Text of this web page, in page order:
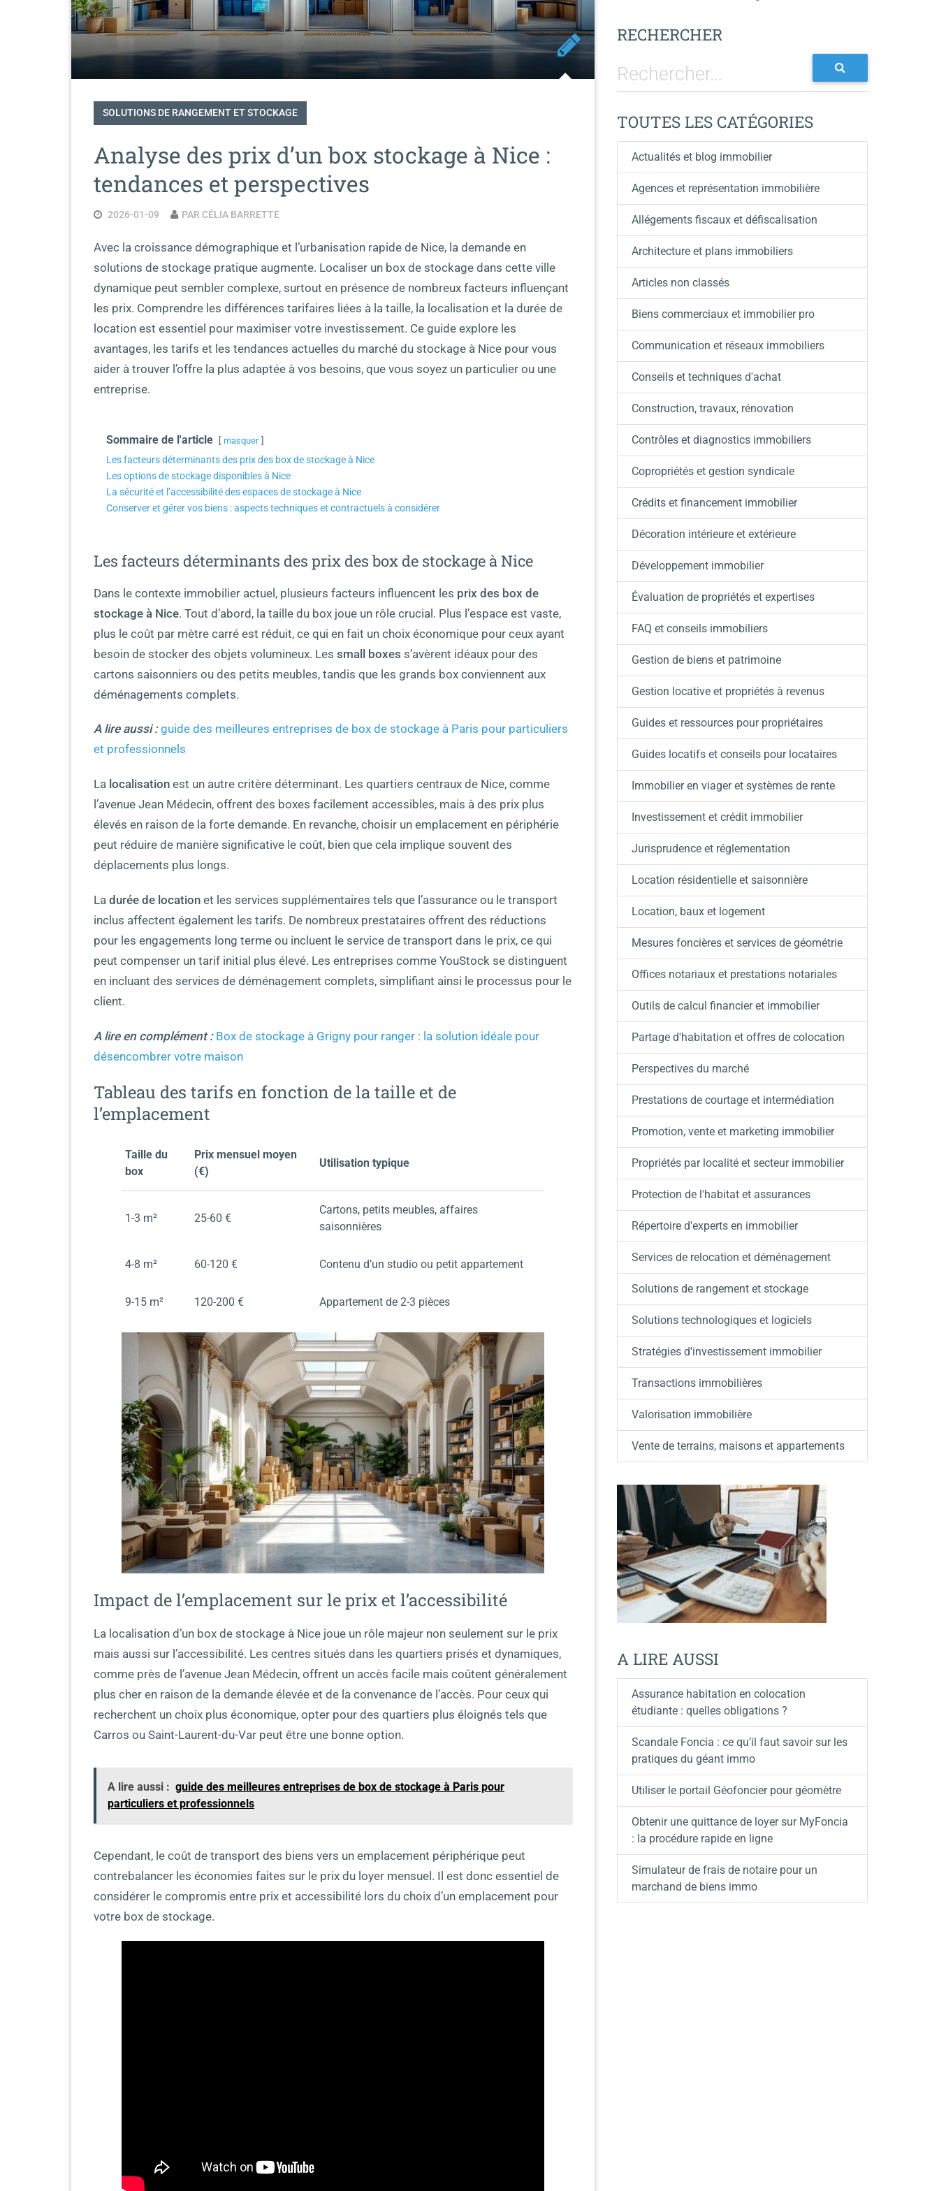
SOLUTIONS DE RANGEMENT ET STOCKAGE
Analyse des prix d’un box stockage à Nice :
tendances et perspectives
2026-01-09 PAR CÉLIA BARRETTE
Avec la croissance démographique et l’urbanisation rapide de Nice, la demande en
solutions de stockage pratique augmente. Localiser un box de stockage dans cette ville
dynamique peut sembler complexe, surtout en présence de nombreux facteurs influençant
les prix. Comprendre les différences tarifaires liées à la taille, la localisation et la durée de
location est essentiel pour maximiser votre investissement. Ce guide explore les
avantages, les tarifs et les tendances actuelles du marché du stockage à Nice pour vous
aider à trouver l’offre la plus adaptée à vos besoins, que vous soyez un particulier ou une
entreprise.
Sommaire de l'article masquer
Les facteurs déterminants des prix des box de stockage à Nice
Les options de stockage disponibles à Nice
La sécurité et l’accessibilité des espaces de stockage à Nice
Conserver et gérer vos biens : aspects techniques et contractuels à considérer
Les facteurs déterminants des prix des box de stockage à Nice
Dans le contexte immobilier actuel, plusieurs facteurs influencent les prix des box de
stockage à Nice. Tout d’abord, la taille du box joue un rôle crucial. Plus l’espace est vaste,
plus le coût par mètre carré est réduit, ce qui en fait un choix économique pour ceux ayant
besoin de stocker des objets volumineux. Les small boxes s’avèrent idéaux pour des
cartons saisonniers ou des petits meubles, tandis que les grands box conviennent aux
déménagements complets.
A lire aussi : guide des meilleures entreprises de box de stockage à Paris pour particuliers
et professionnels
La localisation est un autre critère déterminant. Les quartiers centraux de Nice, comme
l’avenue Jean Médecin, offrent des boxes facilement accessibles, mais à des prix plus
élevés en raison de la forte demande. En revanche, choisir un emplacement en périphérie
peut réduire de manière significative le coût, bien que cela implique souvent des
déplacements plus longs.
La durée de location et les services supplémentaires tels que l’assurance ou le transport
inclus affectent également les tarifs. De nombreux prestataires offrent des réductions
pour les engagements long terme ou incluent le service de transport dans le prix, ce qui
peut compenser un tarif initial plus élevé. Les entreprises comme YouStock se distinguent
en incluant des services de déménagement complets, simplifiant ainsi le processus pour le
client.
A lire en complément : Box de stockage à Grigny pour ranger : la solution idéale pour
désencombrer votre maison
Tableau des tarifs en fonction de la taille et de
l’emplacement
Taille du
box
Prix mensuel moyen
(€)
Utilisation typique
1-3 m² 25-60 €
Cartons, petits meubles, affaires
saisonnières
4-8 m² 60-120 € Contenu d’un studio ou petit appartement
9-15 m² 120-200 € Appartement de 2-3 pièces
Impact de l’emplacement sur le prix et l’accessibilité
La localisation d’un box de stockage à Nice joue un rôle majeur non seulement sur le prix
mais aussi sur l’accessibilité. Les centres situés dans les quartiers prisés et dynamiques,
comme près de l’avenue Jean Médecin, offrent un accès facile mais coûtent généralement
plus cher en raison de la demande élevée et de la convenance de l’accès. Pour ceux qui
recherchent un choix plus économique, opter pour des quartiers plus éloignés tels que
Carros ou Saint-Laurent-du-Var peut être une bonne option.
A lire aussi : guide des meilleures entreprises de box de stockage à Paris pour
particuliers et professionnels
Cependant, le coût de transport des biens vers un emplacement périphérique peut
contrebalancer les économies faites sur le prix du loyer mensuel. Il est donc essentiel de
considérer le compromis entre prix et accessibilité lors du choix d’un emplacement pour
votre box de stockage.
RECHERCHER
TOUTES LES CATÉGORIES
Actualités et blog immobilier
Agences et représentation immobilière
Allégements fiscaux et défiscalisation
Architecture et plans immobiliers
Articles non classés
Biens commerciaux et immobilier pro
Communication et réseaux immobiliers
Conseils et techniques d'achat
Construction, travaux, rénovation
Contrôles et diagnostics immobiliers
Copropriétés et gestion syndicale
Crédits et financement immobilier
Décoration intérieure et extérieure
Développement immobilier
Évaluation de propriétés et expertises
FAQ et conseils immobiliers
Gestion de biens et patrimoine
Gestion locative et propriétés à revenus
Guides et ressources pour propriétaires
Guides locatifs et conseils pour locataires
Immobilier en viager et systèmes de rente
Investissement et crédit immobilier
Jurisprudence et réglementation
Location résidentielle et saisonnière
Location, baux et logement
Mesures foncières et services de géométrie
Offices notariaux et prestations notariales
Outils de calcul financier et immobilier
Partage d'habitation et offres de colocation
Perspectives du marché
Prestations de courtage et intermédiation
Promotion, vente et marketing immobilier
Propriétés par localité et secteur immobilier
Protection de l'habitat et assurances
Répertoire d'experts en immobilier
Services de relocation et déménagement
Solutions de rangement et stockage
Solutions technologiques et logiciels
Stratégies d'investissement immobilier
Transactions immobilières
Valorisation immobilière
Vente de terrains, maisons et appartements
A LIRE AUSSI
Assurance habitation en colocation
étudiante : quelles obligations ?
Scandale Foncia : ce qu’il faut savoir sur les
pratiques du géant immo
Utiliser le portail Géofoncier pour géomètre
Obtenir une quittance de loyer sur MyFoncia
: la procédure rapide en ligne
Simulateur de frais de notaire pour un
marchand de biens immo